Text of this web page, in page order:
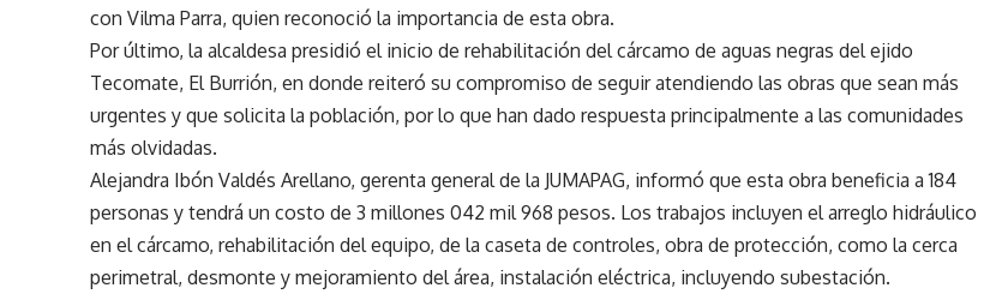
con Vilma Parra, quien reconoció la importancia de esta obra.
Por último, la alcaldesa presidió el inicio de rehabilitación del cárcamo de aguas negras del ejido
Tecomate, El Burrión, en donde reiteró su compromiso de seguir atendiendo las obras que sean más
urgentes y que solicita la población, por lo que han dado respuesta principalmente a las comunidades
más olvidadas.
Alejandra Ibón Valdés Arellano, gerenta general de la JUMAPAG, informó que esta obra beneficia a 184
personas y tendrá un costo de 3 millones 042 mil 968 pesos. Los trabajos incluyen el arreglo hidráulico
en el cárcamo, rehabilitación del equipo, de la caseta de controles, obra de protección, como la cerca
perimetral, desmonte y mejoramiento del área, instalación eléctrica, incluyendo subestación.